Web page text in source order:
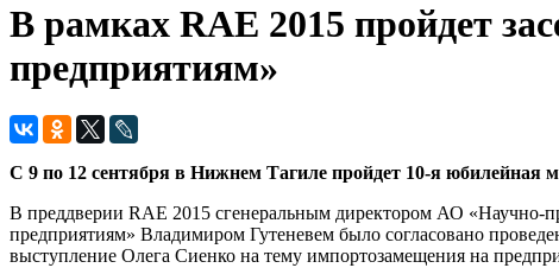
В рамках RAE 2015 пройдет
предприятиям»
С 9 по 12 сентября в Нижнем Тагиле пройдет 10-я юбилейная
В преддверии RAE 2015 cгенеральным директором АО «Научно-
предприятиям» Владимиром Гутеневем было согласовано
выступление Олега Сиенко на тему импортозамещения на